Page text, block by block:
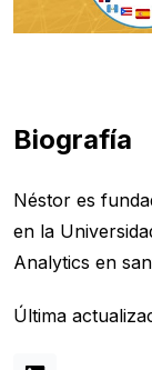
Biografía
Néstor es
en la
Analytics en
Última